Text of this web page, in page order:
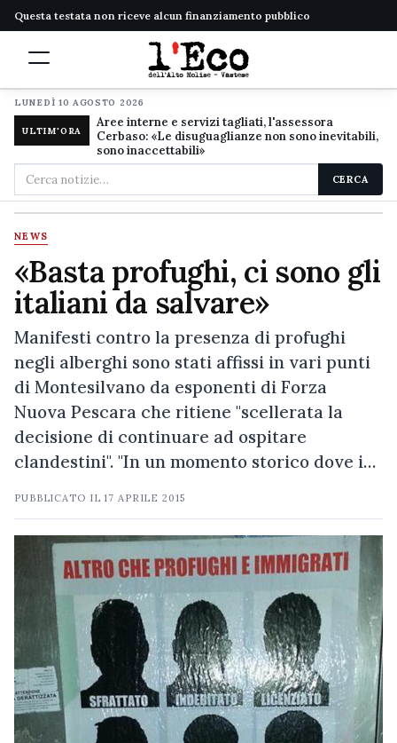
Questa testata non riceve alcun finanziamento pubblico
LUNEDÌ 10 AGOSTO 2026
ULTIM'ORA
Aree interne e servizi tagliati, l'assessora
Cerbaso: «Le disuguaglianze non sono inevitabili,
sono inaccettabili»
Cerca
nel
sito
CERCA
NEWS
«Basta profughi, ci sono gli
italiani da salvare»
Manifesti contro la presenza di profughi
negli alberghi sono stati affissi in vari punti
di Montesilvano da esponenti di Forza
Nuova Pescara che ritiene "scellerata la
decisione di continuare ad ospitare
clandestini". "In un momento storico dove i…
PUBBLICATO IL17 APRILE 2015